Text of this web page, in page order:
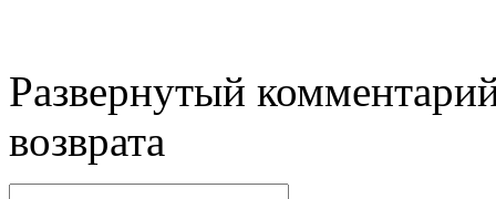
Развернутый
возврата